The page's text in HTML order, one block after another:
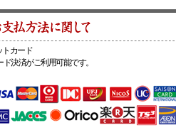
カード
ド決済がご利用可能です。